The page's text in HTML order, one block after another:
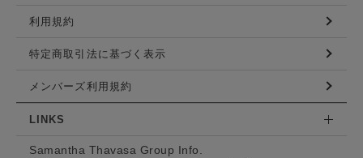
利用規約
特定商取引法に基づく表示
メンバーズ利用規約
LINKS
Samantha Thavasa Group Info.